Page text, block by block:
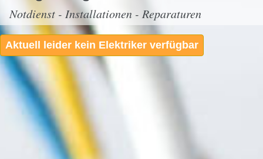
Notdienst - Installationen - Reparaturen
Aktuell leider kein Elektriker verfügbar